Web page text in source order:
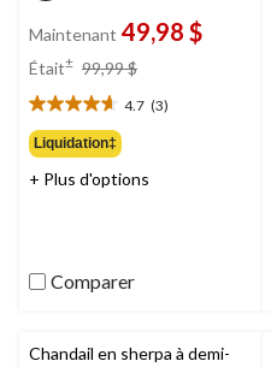
Maintenant 49,98 $
Était± 99,99 $
99,99 $
4.7 (3)
4.7
étoile(s)
sur
5.
Liquidation‡
+ Plus d'options
Comparer
Chandail en sherpa à demi-